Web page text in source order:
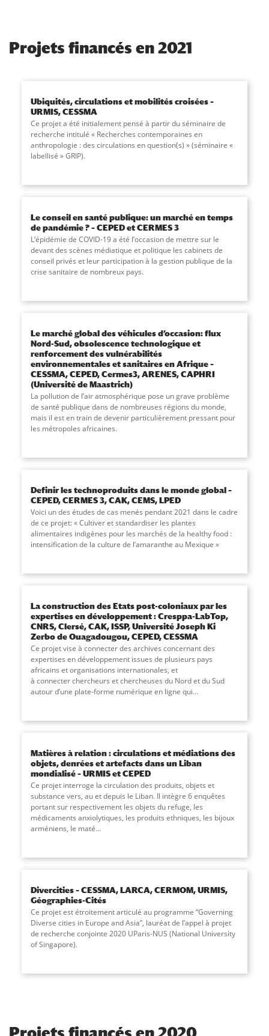
Projets financés en 2021
Ubiquités, circulations et mobilités croisées –
URMIS, CESSMA
Ce projet a été initialement pensé à partir du séminaire de
recherche intitulé « Recherches contemporaines en
anthropologie : des circulations en question(s) » (séminaire «
labellisé » GRIP).
Le conseil en santé publique: un marché en temps
de pandémie ? – CEPED et CERMES 3
L’épidémie de COVID-19 a été l’occasion de mettre sur le
devant des scènes médiatique et politique les cabinets de
conseil privés et leur participation à la gestion publique de la
crise sanitaire de nombreux pays.
Le marché global des véhicules d’occasion: flux
Nord-Sud, obsolescence technologique et
renforcement des vulnérabilités
environnementales et sanitaires en Afrique –
CESSMA, CEPED, Cermes3, ARENES, CAPHRI
(Université de Maastrich)
La pollution de l’air atmosphérique pose un grave problème
de santé publique dans de nombreuses régions du monde,
mais il est en train de devenir particulièrement pressant pour
les métropoles africaines.
Definir les technoproduits dans le monde global –
CEPED, CERMES 3, CAK, CEMS, LPED
Voici un des études de cas menés pendant 2021 dans le cadre
de ce projet: « Cultiver et standardiser les plantes
alimentaires indigènes pour les marchés de la healthy food :
intensification de la culture de l’amaranthe au Mexique »
La construction des Etats post-coloniaux par les
expertises en développement : Cresppa-LabTop,
CNRS, Clersé, CAK, ISSP, Université Joseph Ki
Zerbo de Ouagadougou, CEPED, CESSMA
Ce projet vise à connecter des archives concernant des
expertises en développement issues de plusieurs pays
africains et organisations internationales, et
à connecter chercheurs et chercheuses du Nord et du Sud
autour d’une plate-forme numérique en ligne qui...
Matières à relation : circulations et médiations des
objets, denrées et artefacts dans un Liban
mondialisé – URMIS et CEPED
Ce projet interroge la circulation des produits, objets et
substance vers, au et depuis le Liban. Il intègre 6 enquêtes
portant sur respectivement les objets du refuge, les
médicaments anxiolytiques, les produits ethniques, les bijoux
arméniens, le maté...
Divercities – CESSMA, LARCA, CERMOM, URMIS,
Géographies-Cités
Ce projet est étroitement articulé au programme “Governing
Diverse cities in Europe and Asia”, lauréat de l’appel à projet
de recherche conjointe 2020 UParis-NUS (National University
of Singapore).